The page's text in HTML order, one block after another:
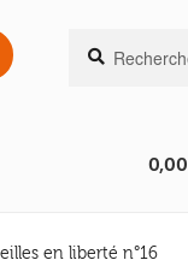
pour :
Recherche
0,00
en liberté n°16